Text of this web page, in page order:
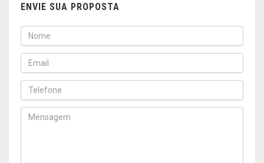
ENVIE SUA PROPOSTA